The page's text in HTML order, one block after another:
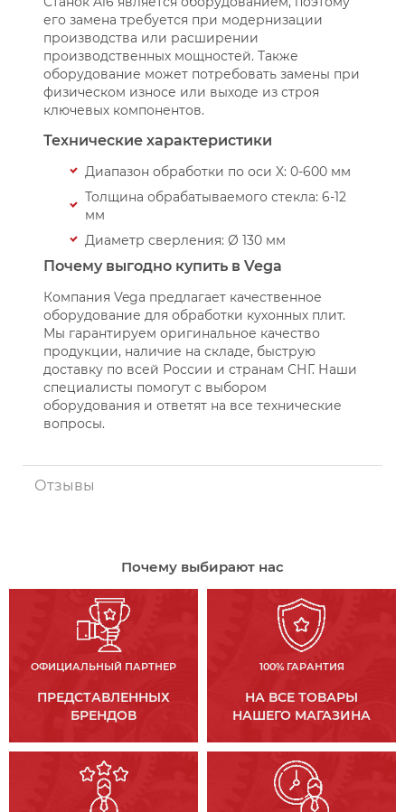
его замена требуется при модернизации
производства или расширении
производственных мощностей. Также
оборудование может потребовать замены при
физическом износе или выходе из строя
ключевых компонентов.
Технические характеристики
Диапазон обработки по оси X: 0-600 мм
Толщина обрабатываемого стекла: 6-12
мм
Диаметр сверления: Ø 130 мм
Почему выгодно купить в Vega
Компания Vega предлагает качественное
оборудование для обработки кухонных плит.
Мы гарантируем оригинальное качество
продукции, наличие на складе, быструю
доставку по всей России и странам СНГ. Наши
специалисты помогут с выбором
оборудования и ответят на все технические
вопросы.
Отзывы
Почему выбирают нас
ОФИЦИАЛЬНЫЙ ПАРТНЕР
ПРЕДСТАВЛЕННЫХ
БРЕНДОВ
100% ГАРАНТИЯ
НА ВСЕ ТОВАРЫ
НАШЕГО МАГАЗИНА